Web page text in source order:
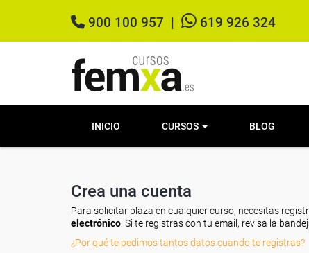
900 100 957 619 926 324
INICIO CURSOS BLOG
Crea una cuenta
Para solicitar plaza en cualquier curso, necesitas
electrónico . Si te registras con tu email, revisa la
¿Por qué te pedimos tantos datos cuando te registras?